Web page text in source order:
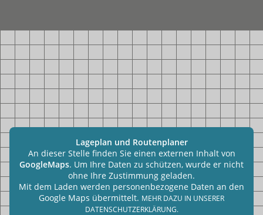
Lageplan und Routenplaner
An dieser Stelle finden Sie einen externen Inhalt von
GoogleMaps. Um Ihre Daten zu schützen, wurde er nicht
ohne Ihre Zustimmung geladen.
Mit dem Laden werden personenbezogene Daten an den
Google Maps übermittelt. MEHR DAZU IN UNSERER
DATENSCHUTZERKLÄRUNG.